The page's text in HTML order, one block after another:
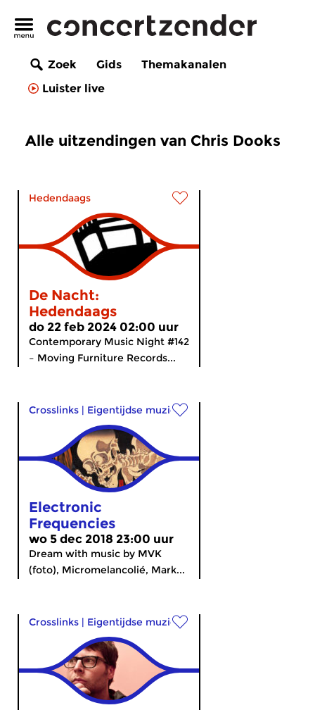
Zoek Gids
Themakanalen
Luister live
Alle uitzendingen van Chris Dooks
Hedendaags
De Nacht:
Hedendaags
do 22 feb 2024 02:00 uur
Contemporary Music Night #142
– Moving Furniture Records...
Crosslinks | Eigentijdse muziek
Electronic
Frequencies
wo 5 dec 2018 23:00 uur
Dream with music by MVK
(foto), Micromelancolié, Mark...
Crosslinks | Eigentijdse muziek